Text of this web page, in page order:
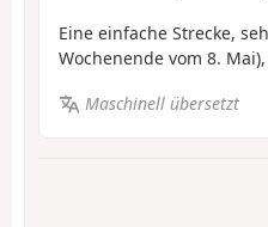
Eine einfache Strecke,
Wochenende vom 8.
Maschinell übersetzt